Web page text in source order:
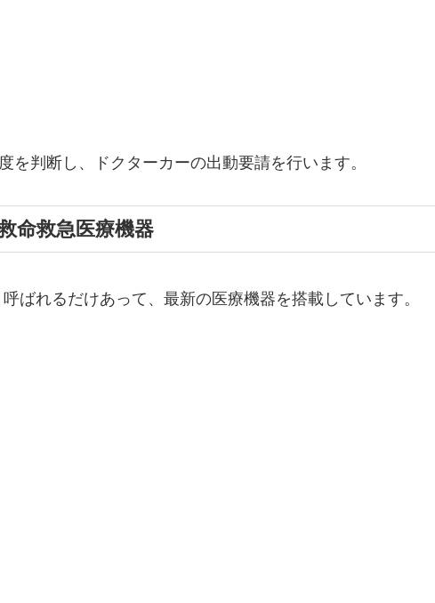
を判断し、ドクターカーの出動要請を行います。
命救急医療機器
ばれるだけあって、最新の医療機器を搭載しています。